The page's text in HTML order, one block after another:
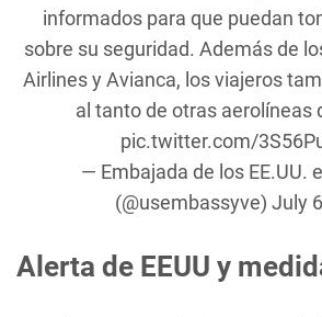
informados para que puedan
sobre su seguridad. Además de
Airlines y Avianca, los viajeros
al tanto de otras aerolíneas
pic.twitter.com/
— Embajada de los EE.UU.
(@usembassyve) July
Alerta de EEUU y